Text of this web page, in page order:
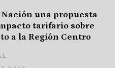
Nación una propuesta
tarifario sobre
a la Región Centro